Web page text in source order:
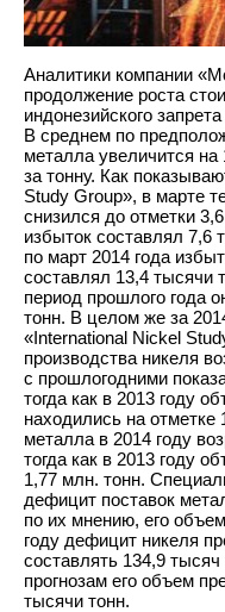
Аналитики компании
продолжение роста
индонезийского
В среднем по
металла увеличится
за тонну. Как
Study Group», в марте
снизился до отметки
избыток составлял 7,6
по март 2014 года
составлял 13,4 тысячи
период прошлого года
тонн. В целом же за
«International Nickel
производства никеля
с прошлогодними
тогда как в 2013 году
находились на
металла в 2014 году
тогда как в 2013 году
1,77 млн. тонн.
дефицит поставок
по их мнению, его
году дефицит никеля
составлять 134,9
прогнозам его объем
тысячи тонн.